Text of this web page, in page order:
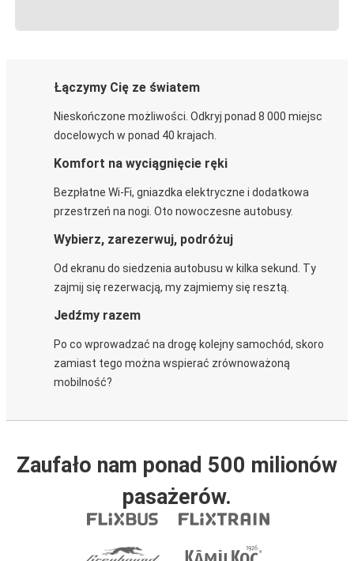
Łączymy Cię ze światem
Nieskończone możliwości. Odkryj ponad 8 000 miejsc
docelowych w ponad 40 krajach.
Komfort na wyciągnięcie ręki
Bezpłatne Wi-Fi, gniazdka elektryczne i dodatkowa
przestrzeń na nogi. Oto nowoczesne autobusy.
Wybierz, zarezerwuj, podróżuj
Od ekranu do siedzenia autobusu w kilka sekund. Ty
zajmij się rezerwacją, my zajmiemy się resztą.
Jedźmy razem
Po co wprowadzać na drogę kolejny samochód, skoro
zamiast tego można wspierać zrównoważoną
mobilność?
Zaufało nam ponad 500 milionów
pasażerów.